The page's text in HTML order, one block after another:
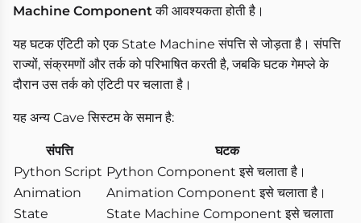
Machine Componentकी आवश्यकता होती है।
यह घटक एंटिटी को एक State Machine संपत्ति से जोड़ता है। संपत्ति
राज्यों, संक्रमणों और तर्क को परिभाषित करती है, जबकि घटक गेमप्ले के
दौरान उस तर्क को एंटिटी पर चलाता है।
यह अन्य Cave सिस्टम के समान है:
संपत्ति
घटक
Python Script Python Component इसे चलाता है।
Animation
Animation Component इसे चलाता है।
State
State Machine Component इसे चलाता